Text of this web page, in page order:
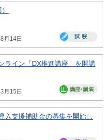
月14日
ライン「DX推進講座」を開講
月15日
入支援補助金の募集を開始し